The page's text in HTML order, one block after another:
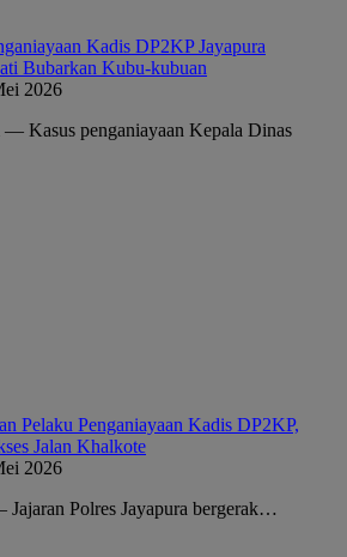
Kadis DP2KP Jayapura
Bubarkan Kubu-kubuan
2026
— Kasus penganiayaan Kepala Dinas
Pelaku Penganiayaan Kadis DP2KP,
Jalan Khalkote
2026
Polres Jayapura bergerak…